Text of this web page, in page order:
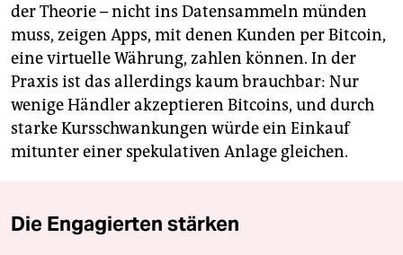
der Theo­rie – nicht ins Datensammeln münden
muss, zeigen Apps, mit denen Kunden per Bitcoin,
eine virtuelle Währung, zahlen können. In der
Praxis ist das allerdings kaum brauchbar: Nur
wenige Händler akzeptieren Bitcoins, und durch
starke Kursschwankungen würde ein Einkauf
mitunter einer spekulativen Anlage gleichen.
Die Engagierten stärken